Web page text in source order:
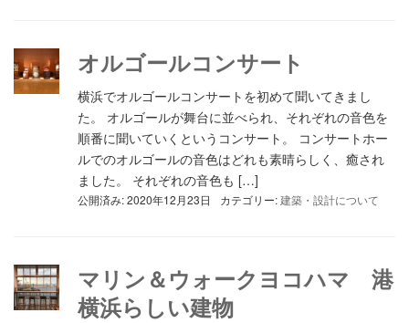
オルゴールコンサート
横浜でオルゴールコンサートを初めて聞いてきまし
た。 オルゴールが舞台に並べられ、それぞれの音色を
順番に聞いていくというコンサート。 コンサートホー
ルでのオルゴールの音色はどれも素晴らしく、癒され
ました。 それぞれの音色も […]
公開済み: 2020年12月23日 カテゴリー:建築・設計について
マリン＆ウォークヨコハマ 港
横浜らしい建物